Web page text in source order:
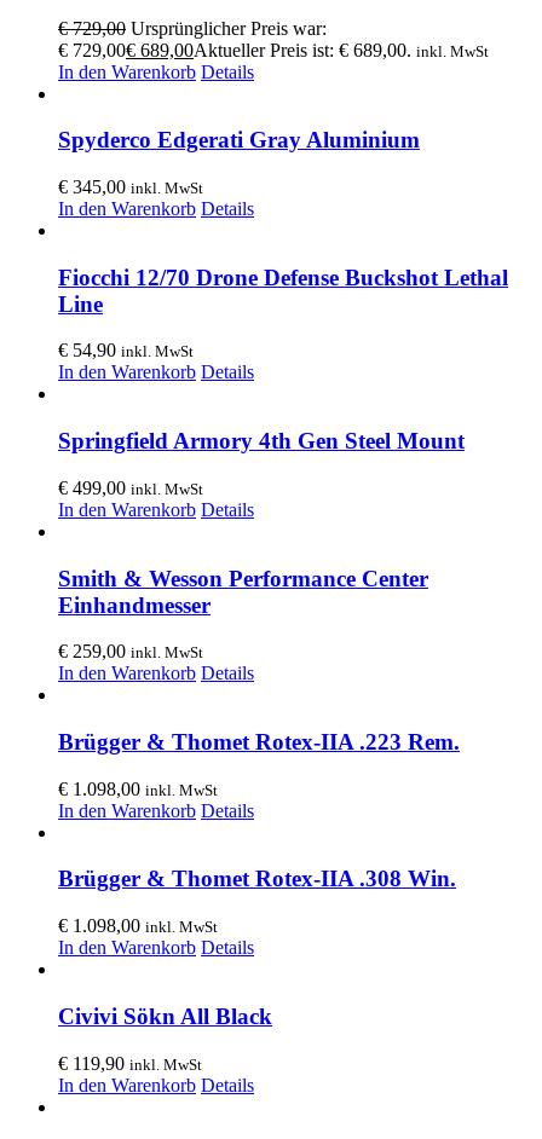
€729,00 Ursprünglicher Preis war:
€ 729,00€ 689,00Aktueller Preis ist: € 689,00. inkl. MwSt
In den Warenkorb Details
Spyderco Edgerati Gray Aluminium
€ 345,00 inkl. MwSt
In den Warenkorb Details
Fiocchi 12/70 Drone Defense Buckshot Lethal
Line
€ 54,90 inkl. MwSt
In den Warenkorb Details
Springfield Armory 4th Gen Steel Mount
€ 499,00 inkl. MwSt
In den Warenkorb Details
Smith & Wesson Performance Center
Einhandmesser
€ 259,00 inkl. MwSt
In den Warenkorb Details
Brügger & Thomet Rotex-IIA .223 Rem.
€ 1.098,00 inkl. MwSt
In den Warenkorb Details
Brügger & Thomet Rotex-IIA .308 Win.
€ 1.098,00 inkl. MwSt
In den Warenkorb Details
Civivi Sökn All Black
€ 119,90 inkl. MwSt
In den Warenkorb Details